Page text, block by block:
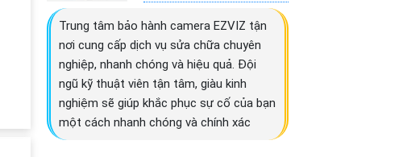
Trung tâm bảo hành camera EZVIZ tận
nơi cung cấp dịch vụ sửa chữa chuyên
nghiệp, nhanh chóng và hiệu quả. Đội
ngũ kỹ thuật viên tận tâm, giàu kinh
nghiệm sẽ giúp khắc phục sự cố của bạn
một cách nhanh chóng và chính xác